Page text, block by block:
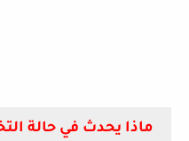
ماذا يحدث في حالة